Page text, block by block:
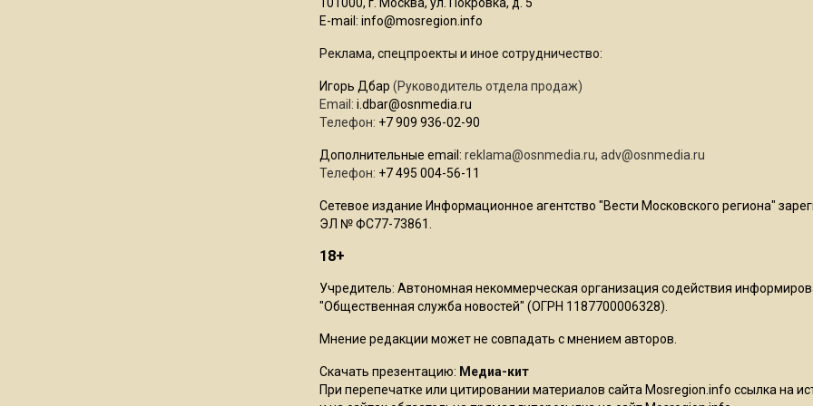
E-mail: info@mosregion.info
Реклама, спецпроекты и иное сотрудничество:
Игорь Дбар (Руководитель отдела продаж)
Email: i.dbar@osnmedia.ru
Телефон: +7 909 936-02-90
Дополнительные email: reklama@osnmedia.ru, adv@osnmedia.ru
Телефон: +7 495 004-56-11
Сетевое издание Информационное агентство "Вести Московского региона"
ЭЛ № ФС77-73861.
18+
Учредитель: Автономная некоммерческая организация содействия
"Общественная служба новостей" (ОГРН 1187700006328).
Мнение редакции может не совпадать с мнением авторов.
Скачать презентацию: Медиа-кит
При перепечатке или цитировании материалов сайта Mosregion.info ссылка на